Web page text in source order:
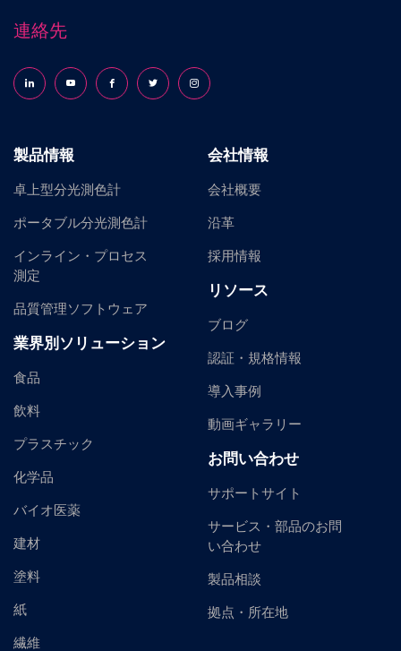
連絡先
Follow us on LinkedInFollow us on YouTubeFollow us on Facebook
Follow us on X (formerly Twitter)
Follow us on Instagram
製品情報
卓上型分光測色計
ポータブル分光測色計
インライン・プロセス
測定
品質管理ソフトウェア
業界別ソリューション
食品
飲料
プラスチック
化学品
バイオ医薬
建材
塗料
紙
繊維
会社情報
会社概要
沿革
採用情報
リソース
ブログ
認証・規格情報
導入事例
動画ギャラリー
お問い合わせ
サポートサイト
サービス・部品のお問
い合わせ
製品相談
拠点・所在地